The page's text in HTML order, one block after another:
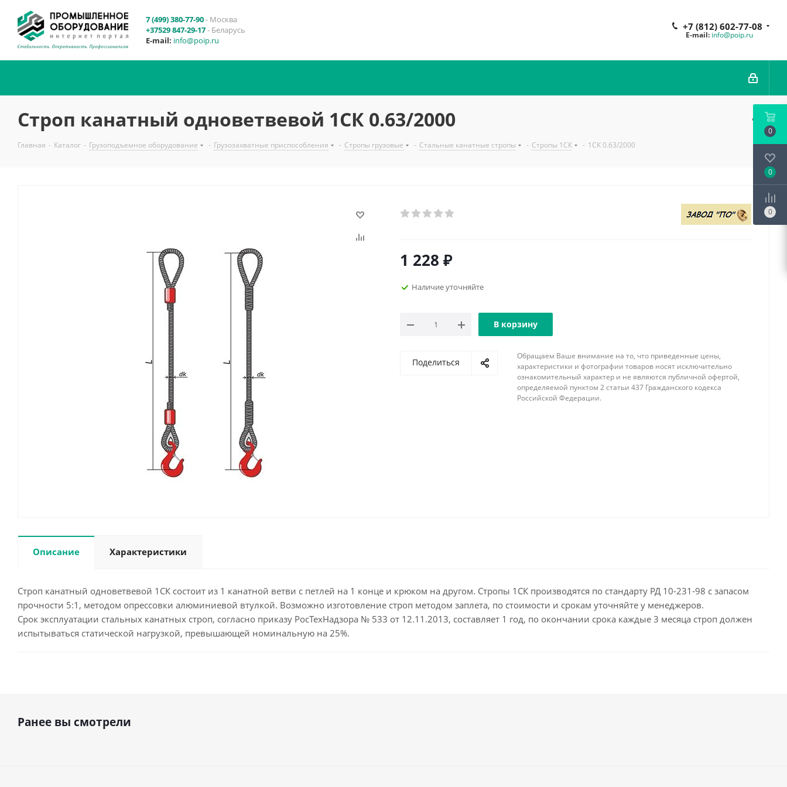
7 (499) 380-77-90- Москва
+37529 847-29-17- Беларусь
E-mail: info@poip.ru
+7 (812) 602-77-08
E-mail: info@poip.ru
Строп канатный одноветвевой 1СК 0.63/2000
Главная - Каталог - Грузоподъемное оборудование - Грузозахватные приспособления - Стропы грузовые - Стальные канатные стропы - Стропы 1СК - 1СК 0.63/2000
1 228 ₽
Наличие уточняйте
В корзину
Поделиться
Обращаем Ваше внимание на то, что приведенные цены,
характеристики и фотографии товаров носят исключительно
ознакомительный характер и не являются публичной офертой,
определяемой пунктом 2 статьи 437 Гражданского кодекса
Российской Федерации.
Описание Характеристики
Строп канатный одноветвевой 1СК состоит из 1 канатной ветви с петлей на 1 конце и крюком на другом. Стропы 1СК производятся по стандарту РД 10-231-98 с запасом
прочности 5:1, методом опрессовки алюминиевой втулкой. Возможно изготовление строп методом заплета, по стоимости и срокам уточняйте у менеджеров.
Срок эксплуатации стальных канатных строп, согласно приказу РосТехНадзора № 533 от 12.11.2013, составляет 1 год, по окончании срока каждые 3 месяца строп должен
испытываться статической нагрузкой, превышающей номинальную на 25%.
Ранее вы смотрели
0
0
0